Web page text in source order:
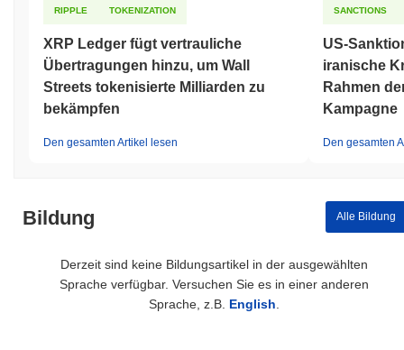
RIPPLE TOKENIZATION
XRP Ledger fügt vertrauliche
Übertragungen hinzu, um Wall
Streets tokenisierte Milliarden zu
bekämpfen
Den gesamten Artikel lesen
SANCTIONS
US-
iranische
Rahmen
Kampagne
Den gesamten
Bildung Alle Bildung
Derzeit sind keine Bildungsartikel in der ausgewählten
Sprache verfügbar. Versuchen Sie es in einer anderen
Sprache, z.B. English